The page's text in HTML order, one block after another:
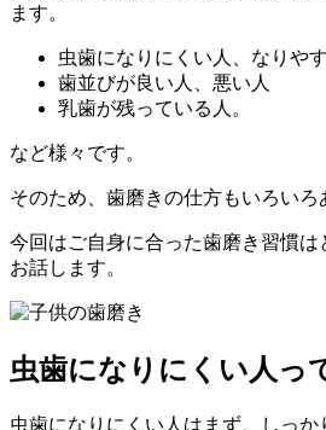
ます。
虫歯になりにくい人、なりやす
歯並びが良い人、悪い人
乳歯が残っている人。
など様々です。
そのため、歯磨きの仕方もいろいろ
今回はご自身に合った歯磨き習慣は
お話します。
虫歯になりにくい人っ
虫歯になりにくい人はまず、しっ